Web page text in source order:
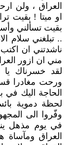
العراق ، ولن
او ميتا ! بقيت
بقيت تسألني
.. تبلغني سلام
ناشدتني ان
مني ان ازور
لقد خسرناك يا
ورحت مغادرا
الحاجة اليك في
لحظة دموية
وفّروا الى
في يوم مذهل
العراق ومآساة